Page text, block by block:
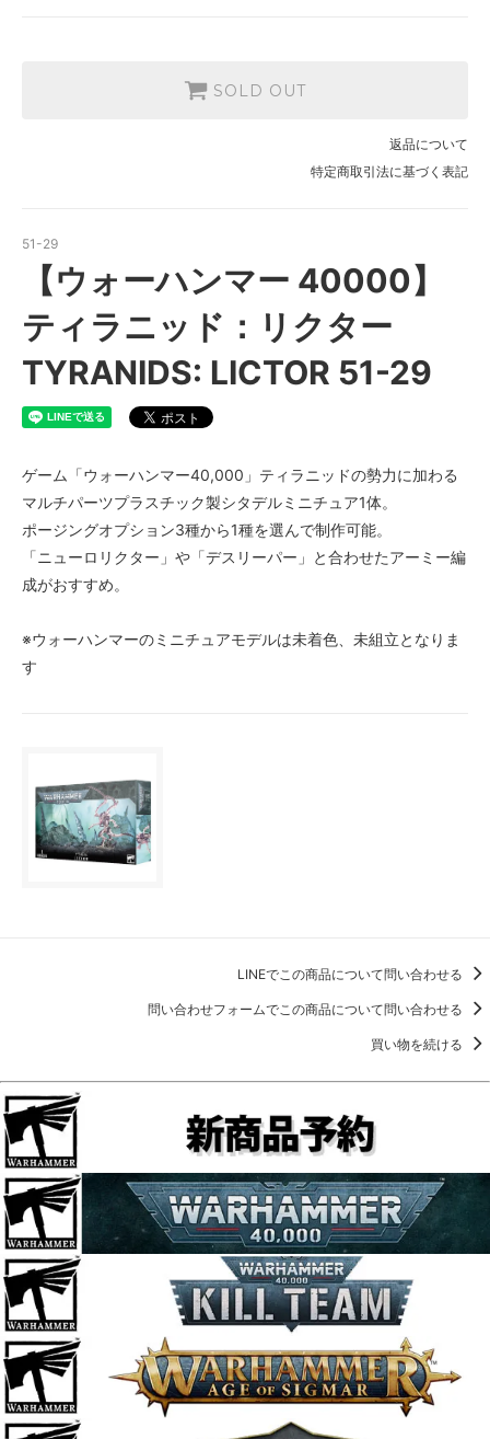
SOLD OUT
返品について
特定商取引法に基づく表記
51-29
【ウォーハンマー 40000】
ティラニッド：リクター
TYRANIDS: LICTOR 51-29
ゲーム「ウォーハンマー40,000」ティラニッドの勢力に加わる
マルチパーツプラスチック製シタデルミニチュア1体。
ポージングオプション3種から1種を選んで制作可能。
「ニューロリクター」や「デスリーパー」と合わせたアーミー編
成がおすすめ。
※ウォーハンマーのミニチュアモデルは未着色、未組立となりま
す
LINEでこの商品について問い合わせる
問い合わせフォームでこの商品について問い合わせる
買い物を続ける